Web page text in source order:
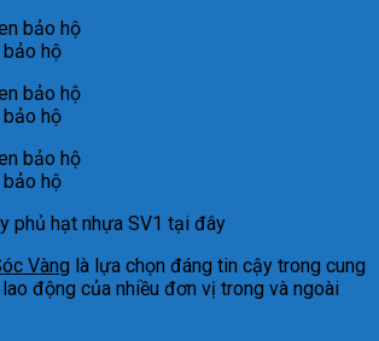
hộ
hộ
hộ
phủ hạt nhựa SV1 tại đây
Vàng là lựa chọn đáng tin cậy trong cung
động của nhiều đơn vị trong và ngoài